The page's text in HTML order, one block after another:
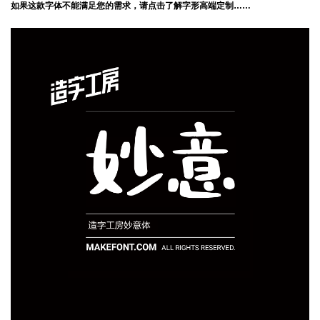
如果这款字体不能满足您的需求，请点击了解字形高端定制……